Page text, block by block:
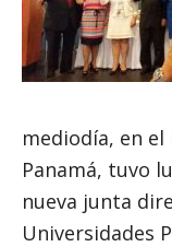
mediodía, en el
Panamá, tuvo
nueva junta
Universidades